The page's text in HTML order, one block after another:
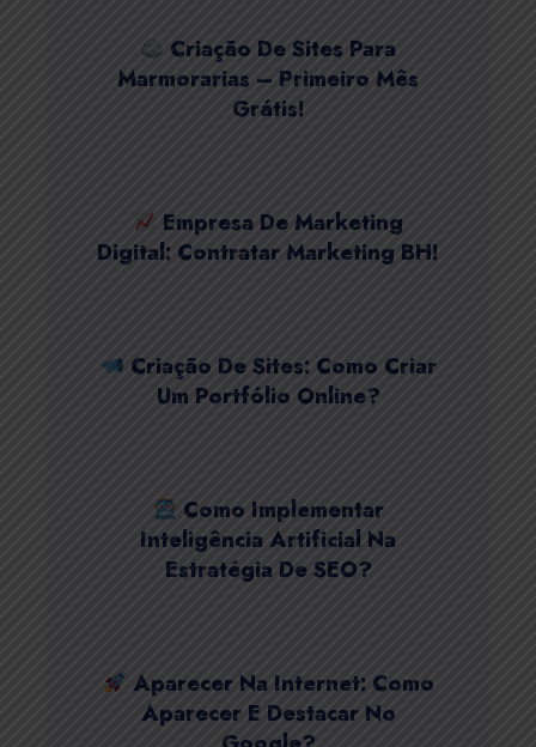
Criação De Sites Para
Marmorarias – Primeiro Mês
Grátis!
Empresa De Marketing
Digital: Contratar Marketing BH!
Criação De Sites: Como Criar
Um Portfólio Online?
Como Implementar
Inteligência Artificial Na
Estratégia De SEO?
Aparecer Na Internet: Como
Aparecer E Destacar No